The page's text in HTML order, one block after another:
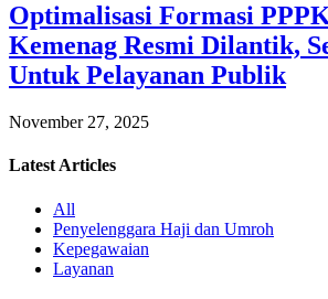
Optimalisasi Formasi
Kemenag Resmi Dilantik,
Untuk Pelayanan Publik
November 27, 2025
Latest Articles
All
Penyelenggara Haji dan Umroh
Kepegawaian
Layanan